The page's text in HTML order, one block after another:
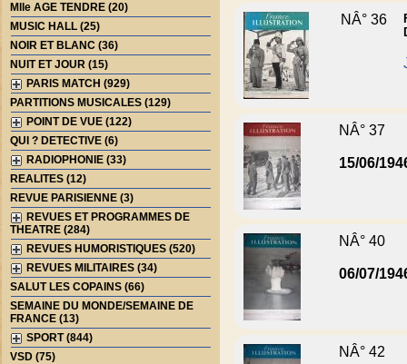
Mlle AGE TENDRE (20)
MUSIC HALL (25)
NOIR ET BLANC (36)
NUIT ET JOUR (15)
PARIS MATCH (929)
PARTITIONS MUSICALES (129)
POINT DE VUE (122)
QUI ? DETECTIVE (6)
RADIOPHONIE (33)
REALITES (12)
REVUE PARISIENNE (3)
REVUES ET PROGRAMMES DE
THEATRE (284)
REVUES HUMORISTIQUES (520)
REVUES MILITAIRES (34)
SALUT LES COPAINS (66)
SEMAINE DU MONDE/SEMAINE DE
FRANCE (13)
SPORT (844)
VSD (75)
NÂ° 36
NÂ° 37
15/06/
NÂ° 40
06/07/
NÂ° 42